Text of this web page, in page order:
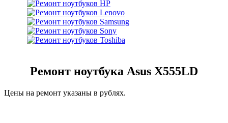
Ремонт ноутбука Asus X555LD
Цены на ремонт указаны в рублях.